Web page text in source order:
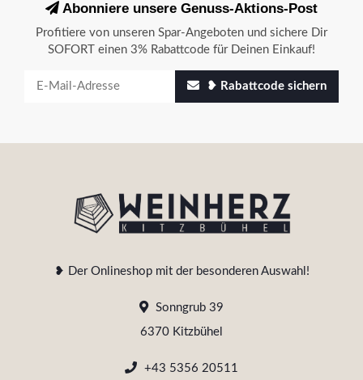
Abonniere unsere Genuss-Aktions-Post
Profitiere von unseren Spar-Angeboten und sichere Dir
SOFORT einen 3% Rabattcode für Deinen Einkauf!
❥ Rabattcode sichern
❥ Der Onlineshop mit der besonderen Auswahl!
Sonngrub 39
6370 Kitzbühel
+43 5356 20511